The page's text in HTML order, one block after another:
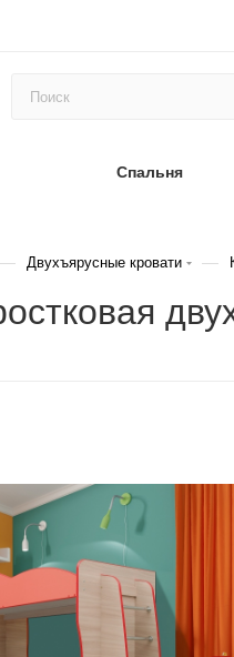
Спальня
— Двухъярусные кровати —